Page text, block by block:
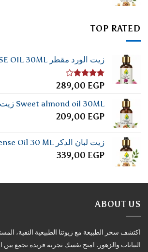
TOP RATED
زيت الورد مقطر Distilled ROSE OIL 30ML
تم
4.00من
5
289,00 EGP
Sweet almond oil 30ML زيت اللوز الحلو
209,00 EGP
زيت لبان الدكر Frankincense Oil 30 ML
339,00 EGP
ABOUT US
اكتشف سحر الطبيعة مع زيوتنا الطبيعية النقية،
النباتات والزهور. امنح نفسك تجربة فريدة تجمع بين